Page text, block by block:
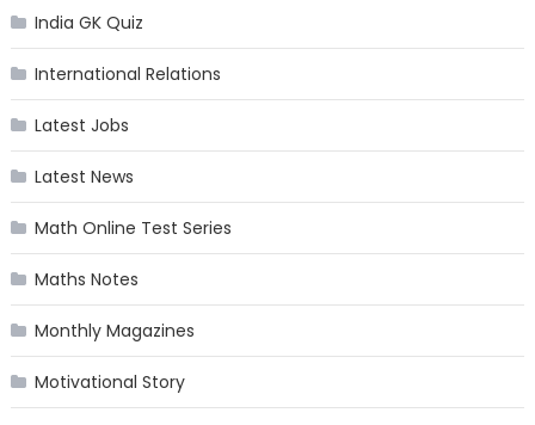
India GK Quiz
International Relations
Latest Jobs
Latest News
Math Online Test Series
Maths Notes
Monthly Magazines
Motivational Story